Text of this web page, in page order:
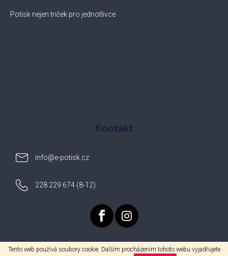
Tento web používá soubory cookie. Dalším procházením tohoto webu vyjadřujete
Potisk nejen triček pro jednotlivce
Kontakt
info@e-potisk.cz
228 229 674 (8-12)